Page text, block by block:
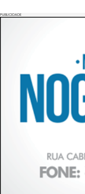
PUBLICIDADE